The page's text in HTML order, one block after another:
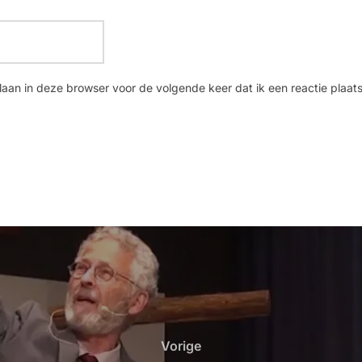
in deze browser voor de volgende keer dat ik een reactie
Vorige